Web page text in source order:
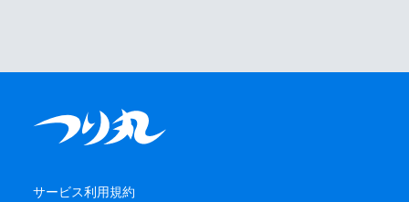
サービス利用規約